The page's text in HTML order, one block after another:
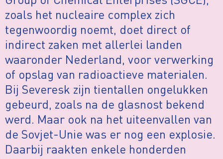
zoals het nucleaire complex zich
tegenwoordig noemt, doet direct of
indirect zaken met allerlei landen
waaronder Nederland, voor verwerking
of opslag van radioactieve materialen.
Bij Severesk zijn tientallen ongelukken
gebeurd, zoals na de glasnost bekend
werd. Maar ook na het uiteenvallen van
de Sovjet-Unie was er nog een explosie.
Daarbij raakten enkele honderden